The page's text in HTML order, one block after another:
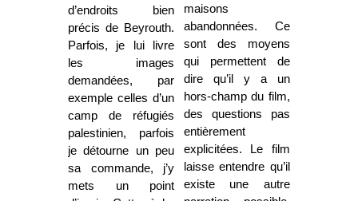
d’endroits bien
précis de Beyrouth.
Parfois, je lui livre
les images
demandées, par
exemple celles d’un
camp de réfugiés
palestinien, parfois
je détourne un peu
sa commande, j’y
mets un point
maisons
abandonnées. Ce
sont des moyens
qui permettent de
dire qu’il y a un
hors-champ du film,
des questions pas
entièrement
explicitées. Le film
laisse entendre qu’il
existe une autre